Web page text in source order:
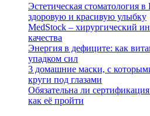
Эстетическая стоматология
здоровую и красивую улыбку
MedStock – хирургический
качества
Энергия в дефиците: как
упадком сил
3 домашние маски, с
круги под глазами
Обязательна ли
как её пройти